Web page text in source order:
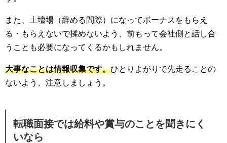
また、土壇場（辞める間際）になってボーナスをもらえ
る・もらえないで揉めないよう、前もって会社側と話し合
うことも必要になってくるかもしれません。
大事なことは情報収集です。ひとりよがりで先走ることの
ないよう、注意しましょう。
転職面接では給料や賞与のことを聞きにく
いなら